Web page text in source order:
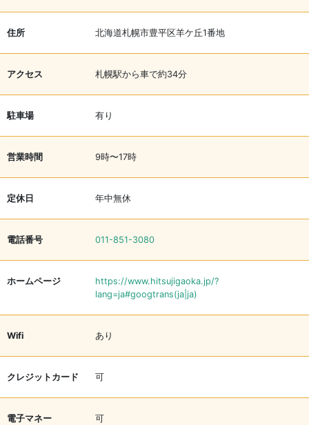
住所 北海道札幌市豊平区羊ケ丘1番地
アクセス 札幌駅から車で約34分
駐車場 有り
営業時間 9時〜17時
定休日 年中無休
電話番号 011-851-3080
ホームページ
https://www.hitsujigaoka.jp/?
lang=ja#googtrans(ja|ja)
Wifi あり
クレジットカード 可
電子マネー 可